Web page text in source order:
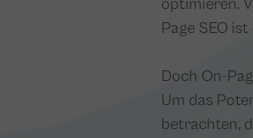
optimieren.
Page SEO
Doch On-
Um das
betrachten,